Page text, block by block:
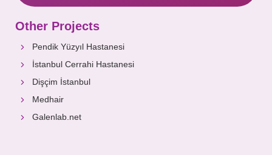
Other Projects
Pendik Yüzyıl Hastanesi
İstanbul Cerrahi Hastanesi
Dişçim İstanbul
Medhair
Galenlab.net